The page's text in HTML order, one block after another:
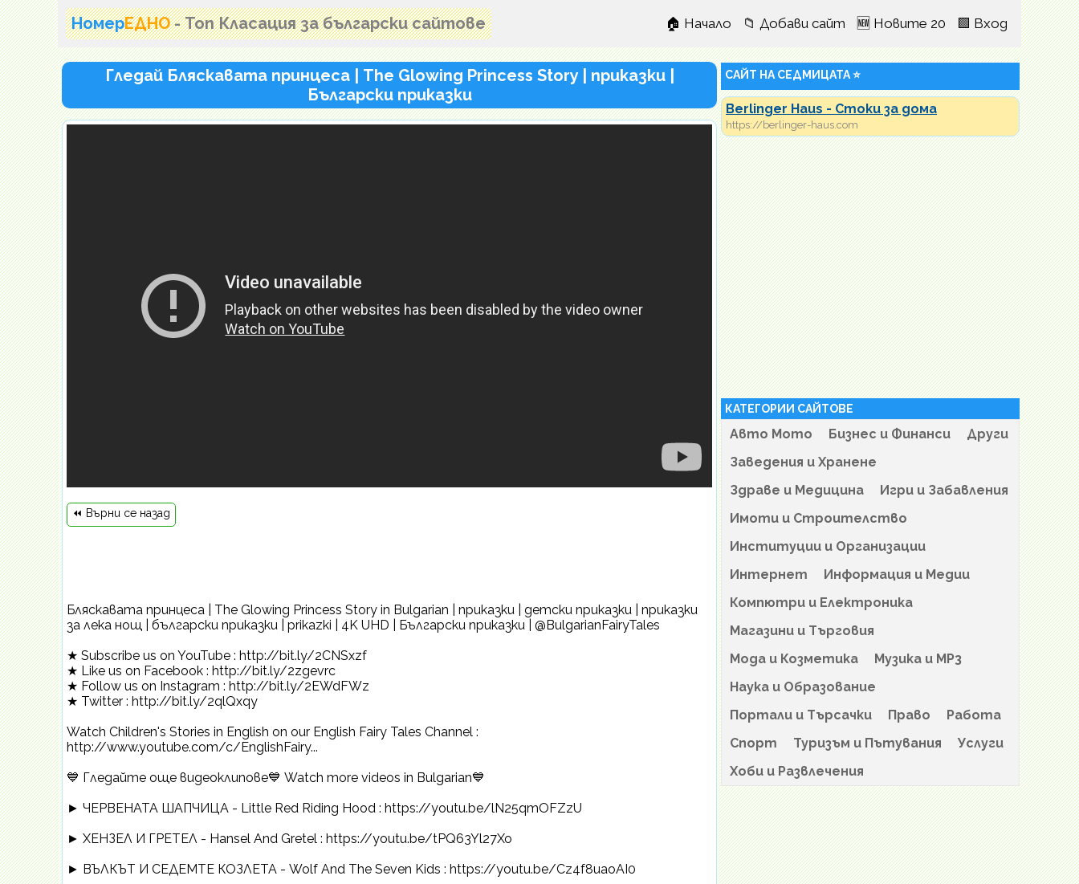
НомерЕДНО - Топ Класация за български сайтове 🏠 Начало 📁 Добави сайт 🆕 Новите 20 🟩 Вход
Гледай Бляскавата принцеса | The Glowing Princess Story | приказки |
Български приказки
⏪ Върни се назад
Бляскавата принцеса | The Glowing Princess Story in Bulgarian | приказки | детски приказки | приказки
за лека нощ | български приказки | prikazki | 4K UHD | Български приказки | @BulgarianFairyTales
★ Subscribe us on YouTube : http://bit.ly/2CNSxzf
★ Like us on Facebook : http://bit.ly/2zgevrc
★ Follow us on Instagram : http://bit.ly/2EWdFWz
★ Twitter : http://bit.ly/2qlQxqy
Watch Children's Stories in English on our English Fairy Tales Channel :
http://www.youtube.com/c/EnglishFairy...
💙 Гледайте още видеоклипове💙 Watch more videos in Bulgarian💙
► ЧЕРВЕНАТА ШАПЧИЦА - Little Red Riding Hood : https://youtu.be/lN25qmOFZzU
► ХЕНЗЕЛ И ГРЕТЕЛ - Hansel And Gretel : https://youtu.be/tPQ63Yl27Xo
► ВЪЛКЪТ И СЕДЕМТЕ КОЗЛЕТА - Wolf And The Seven Kids : https://youtu.be/Cz4f8uaoAI0
САЙТ НА СЕДМИЦАТА ⭐
Berlinger Haus - Стоки за дома
https://berlinger-haus.com
КАТЕГОРИИ САЙТОВЕ
Авто Мото Бизнес и Финанси
Други
Заведения и Хранене
Здраве и Медицина
Игри и Забавления
Имоти и Строителство
Институции и Организации
Интернет
Информация и Медии
Компютри и Електроника
Магазини и Търговия
Мода и Козметика
Музика и MP3
Наука и Образование
Портали и Търсачки
Право
Работа
Спорт
Туризъм и Пътувания
Услуги
Хоби и Развлечения